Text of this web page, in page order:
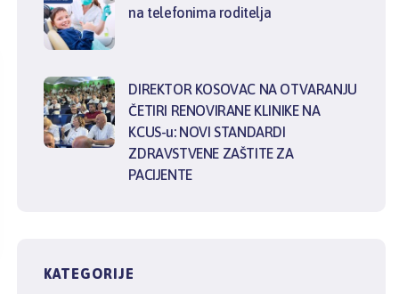
na telefonima roditelja
DIREKTOR KOSOVAC NA OTVARANJU
ČETIRI RENOVIRANE KLINIKE NA
KCUS-u: NOVI STANDARDI
ZDRAVSTVENE ZAŠTITE ZA
PACIJENTE
KATEGORIJE